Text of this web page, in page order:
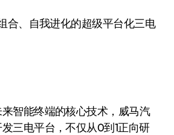
合、自我进化的超级平台化三电
智能终端的核心技术，威马汽
三电平台，不仅从0到1正向研